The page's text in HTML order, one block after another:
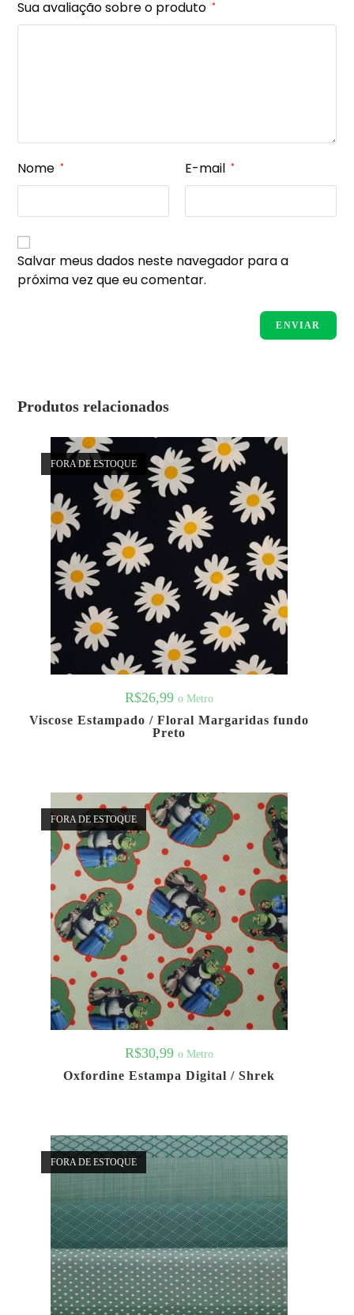
Sua avaliação sobre o produto *
Nome * E-mail *
Salvar meus dados neste navegador para a
próxima vez que eu comentar.
Produtos relacionados
FORA DE ESTOQUE
R$26,99 o Metro
Viscose Estampado / Floral Margaridas fundo
Preto
FORA DE ESTOQUE
R$30,99 o Metro
Oxfordine Estampa Digital / Shrek
FORA DE ESTOQUE